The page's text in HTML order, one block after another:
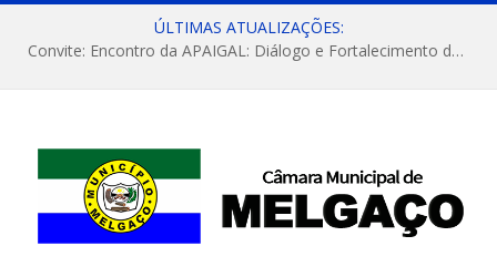
ÚLTIMAS ATUALIZAÇÕES:
Convite: Encontro da APAIGAL: Diálogo e Fortalecimento da Agricultura Familiar